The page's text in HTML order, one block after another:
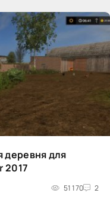
деревня для
2017
51 170 2